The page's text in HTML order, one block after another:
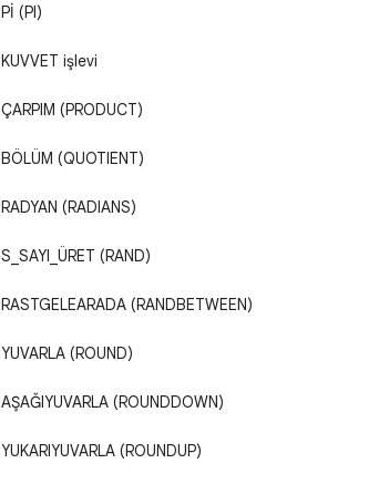
Pİ (PI)
KUVVET işlevi
ÇARPIM (PRODUCT)
BÖLÜM (QUOTIENT)
RADYAN (RADIANS)
S_SAYI_ÜRET (RAND)
RASTGELEARADA (RANDBETWEEN)
YUVARLA (ROUND)
AŞAĞIYUVARLA (ROUNDDOWN)
YUKARIYUVARLA (ROUNDUP)